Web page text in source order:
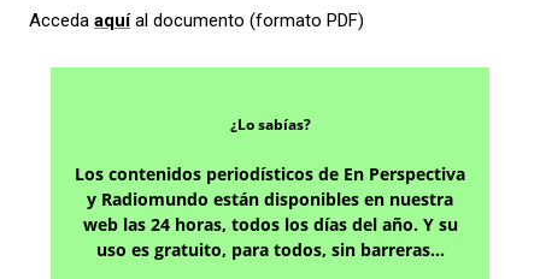
Acceda aquíal documento (formato PDF)
¿Lo sabías?
Los contenidos periodísticos de En Perspectiva
y Radiomundo están disponibles en nuestra
web las 24 horas, todos los días del año. Y su
uso es gratuito, para todos, sin barreras…